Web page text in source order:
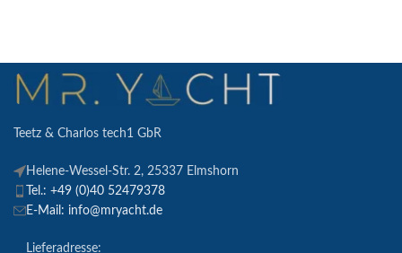
Teetz & Charlos tech1 GbR
Helene-Wessel-Str. 2, 25337 Elmshorn
Tel.: +49 (0)40 52479378
E-Mail: info@mryacht.de
Lieferadresse: